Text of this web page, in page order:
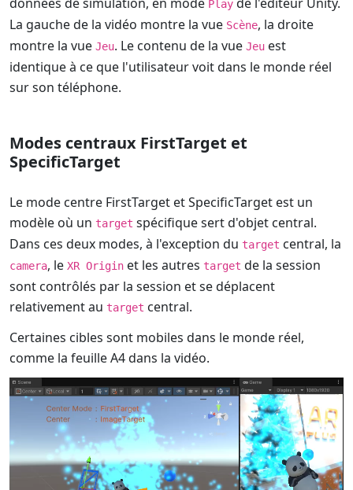
Play
La gauche de la vidéo montre la vue Scène, la droite
montre la vue Jeu. Le contenu de la vue Jeu est
identique à ce que l'utilisateur voit dans le monde réel
sur son téléphone.
Modes centraux FirstTarget et
SpecificTarget
Le mode centre FirstTarget et SpecificTarget est un
modèle où un target spécifique sert d'objet central.
Dans ces deux modes, à l'exception du target central, la
camera, le XR Origin et les autres target de la session
sont contrôlés par la session et se déplacent
relativement au target central.
Certaines cibles sont mobiles dans le monde réel,
comme la feuille A4 dans la vidéo.